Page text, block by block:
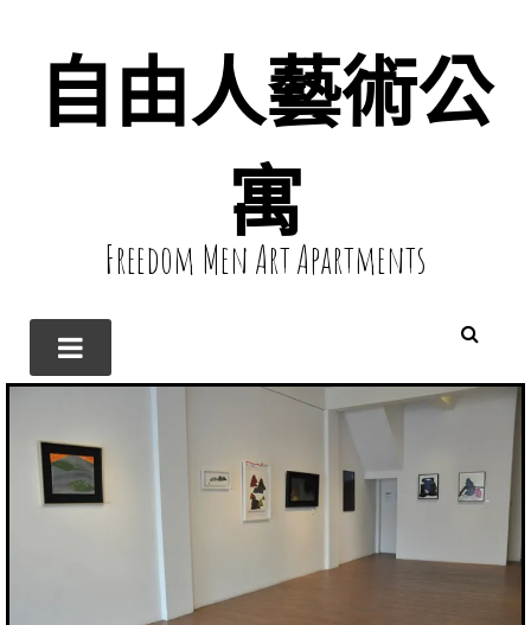
自由人藝術公
寓
Freedom Men Art Apartments